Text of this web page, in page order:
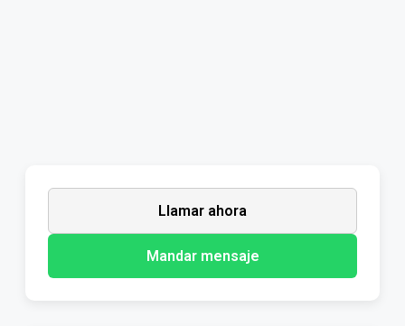
Llamar ahora
Mandar mensaje